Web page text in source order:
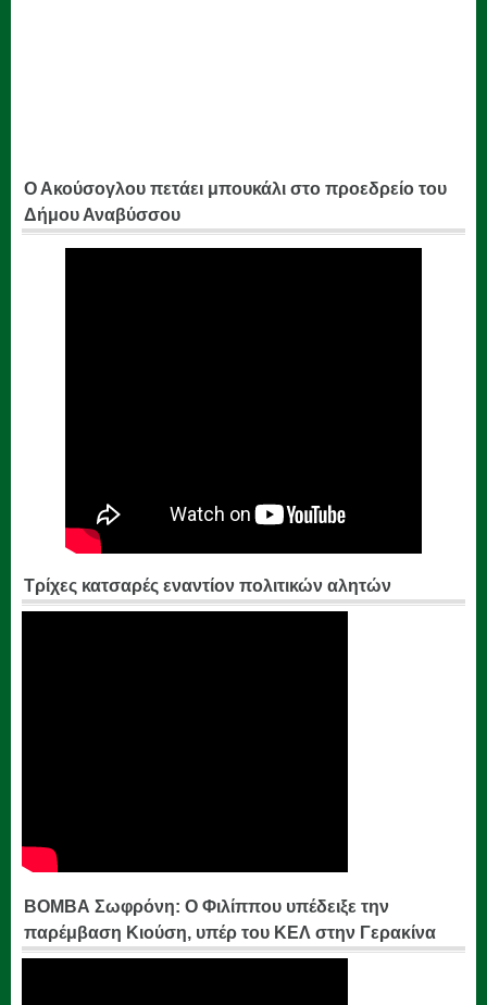
Ο Ακούσογλου πετάει μπουκάλι στο προεδρείο του
Δήμου Αναβύσσου
Τρίχες κατσαρές εναντίον πολιτικών αλητών
ΒΟΜΒΑ Σωφρόνη: Ο Φιλίππου υπέδειξε την
παρέμβαση Κιούση, υπέρ του ΚΕΛ στην Γερακίνα